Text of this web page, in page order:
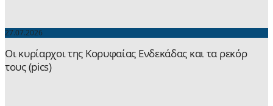
27.07.2026
Οι κυρίαρχοι της Κορυφαίας Ενδεκάδας και τα ρεκόρ
τους (pics)